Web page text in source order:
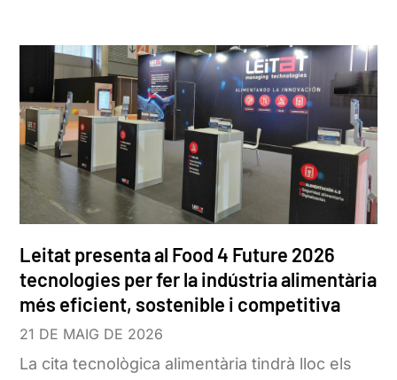
Leitat presenta al Food 4 Future 2026
tecnologies per fer la indústria alimentària
més eficient, sostenible i competitiva
21 DE MAIG DE 2026
La cita tecnològica alimentària tindrà lloc els